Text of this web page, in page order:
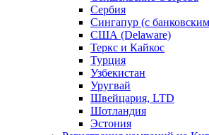
Сербия
Сингапур (c
США (Delaware)
Теркс и Кайкос
Турция
Узбекистан
Уругвай
Швейцария, LTD
Шотландия
Эстония